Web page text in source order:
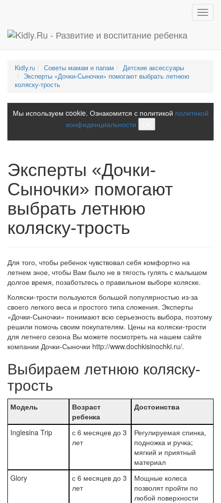
Kidly.ru Советы мамам и папам
Детские аксессуары
Эксперты «Дочки-Сыночки» помогают выбрать летнюю
коляску-трость
Мы используем cookie. Ознакомится с политикой политикой
конфиденциальности
Эксперты «Дочки-
Сыночки» помогают
выбрать летнюю
коляску-трость
Для того, чтобы ребенок чувствовал себя комфортно на
летнем зное, чтобы Вам было не в тягость гулять с малышом
долгое время, позаботьтесь о правильном выборе коляске.
Коляски-трости пользуются большой популярностью из-за
своего легкого веса и простого типа сложения. Эксперты
«Дочки-Сыночки» понимают всю серьезность выбора, поэтому
решили помочь своим покупателям. Цены на коляски-трости
для летнего сезона Вы можете посмотреть на нашем сайте
компании Дочки-Сыночки http://www.dochkisinochki.ru/.
Выбираем летнюю коляску-
трость
Модель
Возраст
ребенка
Достоинства
Inglesina Trip
с 6 месяцев до 3
лет
Регулируемая спинка,
подножка и ручка;
мягкий и приятный
материал
Glory
с 6 месяцев до 3
лет
Мощные колеса
позволят пройти по
любой поверхности